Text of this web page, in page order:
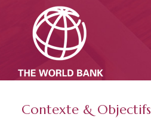
CONTACT
FR
Contexte & Objectifs